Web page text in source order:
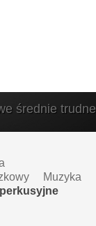
średnie trudne
Muzyka